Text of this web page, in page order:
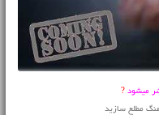
میشود ?
مطلع سازید